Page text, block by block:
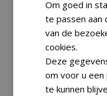
Om goed in
te passen aan
van de
cookies.
Deze
om voor u
te kunnen